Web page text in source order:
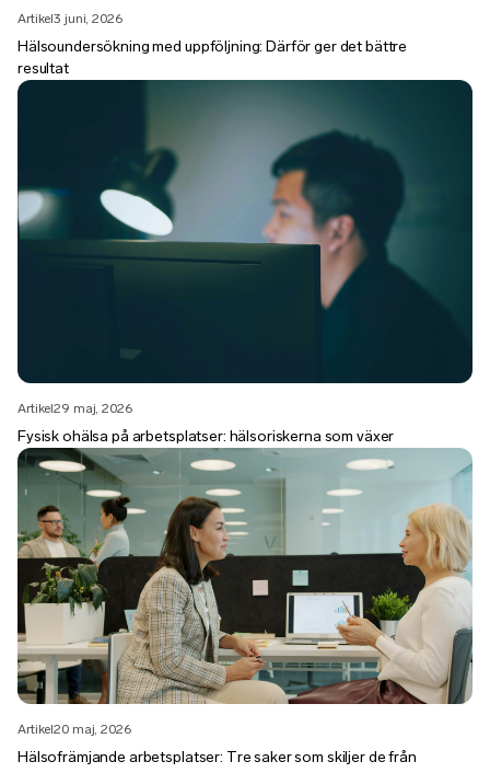
Artikel3 juni, 2026
Hälsoundersökning med uppföljning: Därför ger det bättre
resultat
Artikel29 maj, 2026
Fysisk ohälsa på arbetsplatser: hälsoriskerna som växer
Artikel20 maj, 2026
Hälsofrämjande arbetsplatser: Tre saker som skiljer de från